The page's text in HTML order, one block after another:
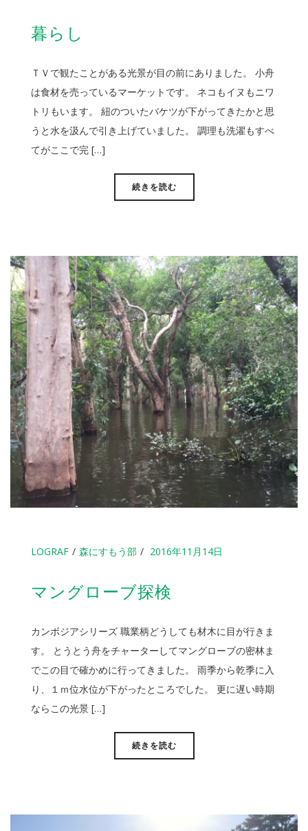
暮らし
ＴＶで観たことがある光景が目の前にありました。 小舟
は食材を売っているマーケットです。 ネコもイヌもニワ
トリもいます。 紐のついたバケツが下がってきたかと思
うと水を汲んで引き上げていました。 調理も洗濯もすべ
てがここで完 […]
続きを読む
LOGRAF 森にすもう部 2016年11月14日
マングローブ探検
カンボジアシリーズ 職業柄どうしても材木に目が行きま
す。 とうとう舟をチャーターしてマングローブの密林ま
でこの目で確かめに行ってきました。 雨季から乾季に入
り、１ｍ位水位が下がったところでした。 更に遅い時期
ならこの光景 […]
続きを読む